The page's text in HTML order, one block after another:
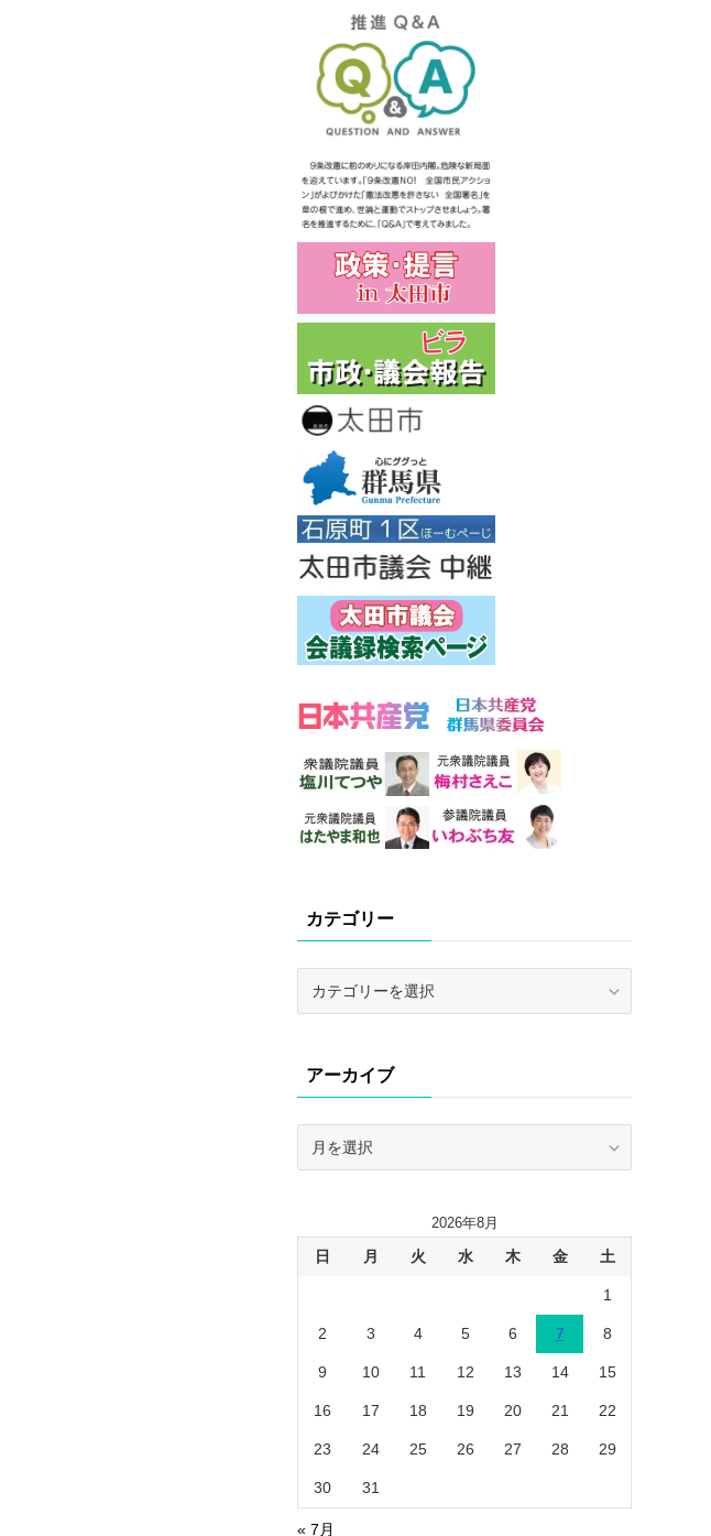
カテゴリー
ーアーカイブ
2026年8月
日 月 火 水 木 金 土
1
2 3 4 5 6 7 8
9 10 11 12 13 14 15
16 17 18 19 20 21 22
23 24 25 26 27 28 29
30 31
« 7月